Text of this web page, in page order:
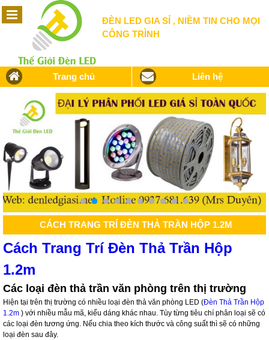
ĐÈN LED GIA SỈ , NIỀM TIN CHO MỌI
CÔNG TRÌNH
Trang chủ Liên hệ
CÁCH TRANG TRÍ ĐÈN THẢ TRẦN HỘP 1.2M
Cách Trang Trí Đèn Thả Trần Hộp
1.2m
Các loại đèn thả trần văn phòng trên thị trường
Hiện tại trên thị trường có nhiều loại đèn thả văn phòng LED (Đèn Thả Trần Hộp
1.2m ) với nhiều mẫu mã, kiểu dáng khác nhau. Tùy từng tiêu chí phân loại sẽ có
các loại đèn tương ứng. Nếu chia theo kích thước và công suất thì sẽ có những
loại đèn sau đây.